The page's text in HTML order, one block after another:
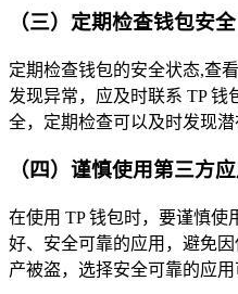
（三）定期检查钱包安全
定期检查钱包的安全状态,查
发现异常，应及时联系 TP
全，定期检查可以及时发现潜
（四）谨慎使用第三方应
在使用 TP 钱包时，要谨慎使
好、安全可靠的应用，避免
产被盗，选择安全可靠的应用